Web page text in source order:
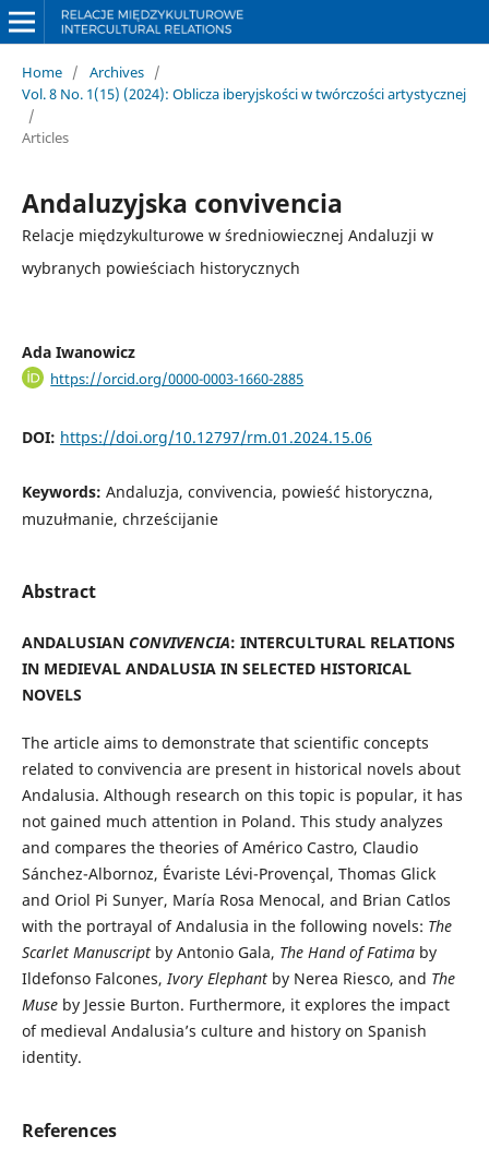
Home / Archives /
Vol. 8 No. 1(15) (2024): Oblicza iberyjskości w twórczości artystycznej
/
Articles
Andaluzyjska convivencia
Relacje międzykulturowe w średniowiecznej Andaluzji w
wybranych powieściach historycznych
Ada Iwanowicz
https://orcid.org/0000-0003-1660-2885
DOI: https://doi.org/10.12797/rm.01.2024.15.06
Keywords: Andaluzja, convivencia, powieść historyczna,
muzułmanie, chrześcijanie
Abstract
ANDALUSIAN CONVIVENCIA: INTERCULTURAL RELATIONS
IN MEDIEVAL ANDALUSIA IN SELECTED HISTORICAL
NOVELS
The article aims to demonstrate that scientific concepts
related to convivencia are present in historical novels about
Andalusia. Although research on this topic is popular, it has
not gained much attention in Poland. This study analyzes
and compares the theories of Américo Castro, Claudio
Sánchez-Albornoz, Évariste Lévi-Provençal, Thomas Glick
and Oriol Pi Sunyer, María Rosa Menocal, and Brian Catlos
with the portrayal of Andalusia in the following novels: The
Scarlet Manuscriptby Antonio Gala, The Hand of Fatimaby
Ildefonso Falcones, Ivory Elephantby Nerea Riesco, and The
Museby Jessie Burton. Furthermore, it explores the impact
of medieval Andalusia’s culture and history on Spanish
identity.
References